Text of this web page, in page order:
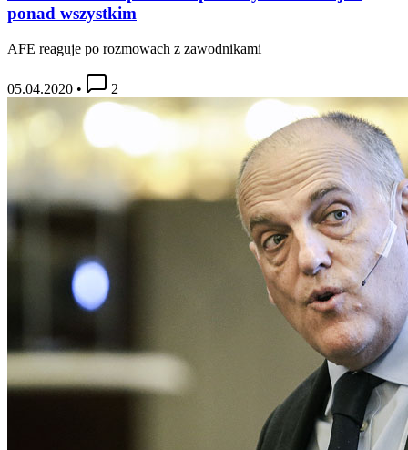
ponad wszystkim
AFE reaguje po rozmowach z zawodnikami
05.04.2020 • 2